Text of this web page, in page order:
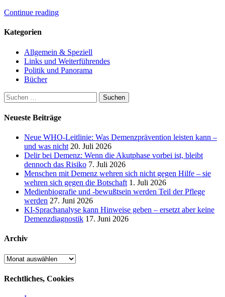
Continue reading
Kategorien
Allgemein & Speziell
Links und Weiterführendes
Politik und Panorama
Bücher
Suchen
nach:
Neueste Beiträge
Neue WHO-Leitlinie: Was Demenzprävention leisten kann –
und was nicht 20. Juli 2026
Delir bei Demenz: Wenn die Akutphase vorbei ist, bleibt
dennoch das Risiko 7. Juli 2026
Menschen mit Demenz wehren sich nicht gegen Hilfe – sie
wehren sich gegen die Botschaft 1. Juli 2026
Medienbiografie und -bewußtsein werden Teil der Pflege
werden 27. Juni 2026
KI-Sprachanalyse kann Hinweise geben – ersetzt aber keine
Demenzdiagnostik 17. Juni 2026
Archiv
Archiv
Rechtliches, Cookies